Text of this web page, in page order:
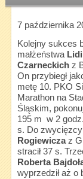
7 października
Kolejny sukces
małżeństwa
Czarneckichz
On przybiegł
metę 10. PKO
Marathon na
Śląskim,
195 m w 2
s. Do zwycięzcy
Rogiewiczaz
stracił 37 s.
Roberta
wyprzedził aż o